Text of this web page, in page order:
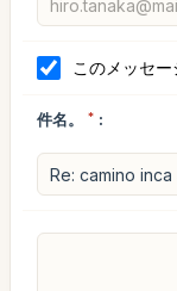
このメッセー
件名。 * :